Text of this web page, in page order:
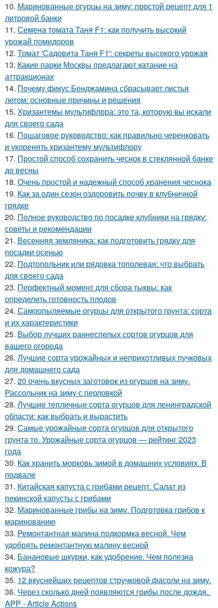
10. Маринованные огурцы на зиму: простой рецепт для 1
литровой банки
11. Семена томата Таня F1: как получить высокий
урожай помидоров
12. Томат 'Садовита Таня F1': секреты высокого урожая
13. Какие парки Москвы предлагают катание на
аттракционах
14. Почему фикус Бенджамина сбрасывает листья
летом: основные причины и решения
15. Хризантемы мультифлора: это та, которую вы искали
для своего сада
16. Пошаговое руководство: как правильно черенковать
и укоренять хризантему мультифлору
17. Простой способ сохранить чеснок в стеклянной банке
до весны
18. Очень простой и надежный способ хранения чеснока
19. Как за один сезон оздоровить почву в клубничной
грядке
20. Полное руководство по посадке клубники на грядку:
советы и рекомендации
21. Весенняя земляника: как подготовить грядку для
посадки осенью
22. Подтопольник или рядовка тополевая: что выбрать
для своего сада
23. Перфектный момент для сбора тыквы: как
определить готовность плодов
24. Самоопыляемые огурцы для открытого грунта: сорта
и их характеристики
25. Выбор лучших раннеспелых сортов огурцов для
вашего огорода
26. Лучшие сорта урожайных и неприхотливых пучковых
для домашнего сада
27. 20 очень вкусных заготовок из огурцов на зиму.
Рассольник на зиму с перловкой
28. Лучшие тепличные сорта огурцов для ленинградской
области: как выбрать и вырастить
29. Самые урожайные сорта огурцов для открытого
грунта то. Урожайные сорта огурцов — рейтинг 2023
года
30. Как хранить морковь зимой в домашних условиях. В
подвале
31. Китайская капуста с грибами рецепт. Салат из
пекинской капусты с грибами
32. Маринованные грибы на зиму. Подготовка грибов к
маринованию
33. Ремонтантная малина подкормка весной. Чем
удобрять ремонтантную малину весной
34. Банановые шкурки, как удобрение. Чем полезна
кожура?
35. 12 вкуснейших рецептов стручковой фасоли на зиму.
36. Через сколько дней появляются грибы после дождя..
APP - Article Actions